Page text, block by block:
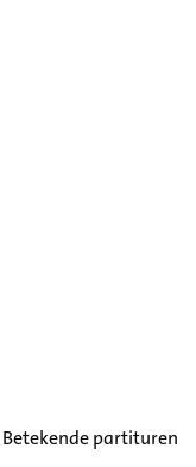
Betekende partituren